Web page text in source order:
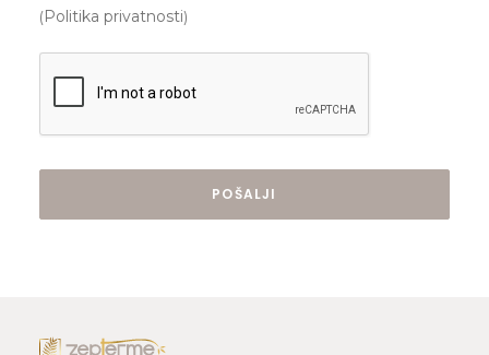
(Politika privatnosti)